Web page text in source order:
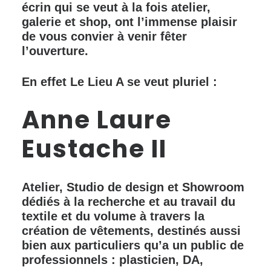
écrin qui se veut à la fois atelier,
galerie et shop, ont l’immense plaisir
de vous convier à venir fêter
l’ouverture.
En effet Le Lieu A se veut pluriel :
Anne Laure
Eustache II
Atelier, Studio de design et Showroom
dédiés à la recherche et au travail du
textile et du volume à travers la
création de vêtements, destinés aussi
bien aux particuliers qu’a un public de
professionnels : plasticien, DA,